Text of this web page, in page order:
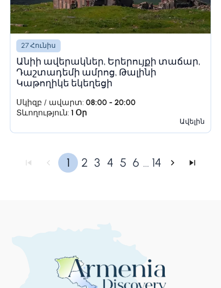
27 Հունիս
Անիի ավերակներ, Երերույքի տաճար,
Դաշտադեմի ամրոց, Թալինի
Կաթողիկե եկեղեցի
Սկիզբ / ավարտ: 08:00 - 20:00
Տևողություն: 1 Օր
Ավելին
1 2 3 4 5 6 ... 14